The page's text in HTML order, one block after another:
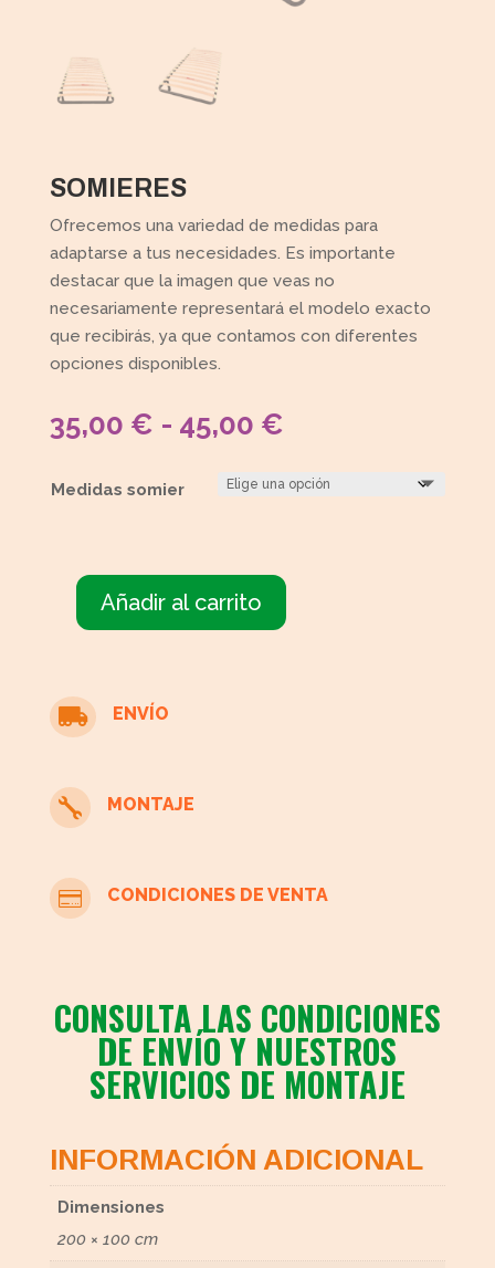
SOMIERES
Ofrecemos una variedad de medidas para
adaptarse a tus necesidades. Es importante
destacar que la imagen que veas no
necesariamente representará el modelo exacto
que recibirás, ya que contamos con diferentes
opciones disponibles.
35,00 € - 45,00 €RANGO
PRECIOS:
45,00 €
Medidas somier
Añadir al carrito
 ENVÍO
 MONTAJE
 CONDICIONES DE VENTA
CONSULTA LAS CONDICIONES
DE ENVÍO Y NUESTROS
SERVICIOS DE MONTAJE
INFORMACIÓN ADICIONAL
Dimensiones
200 × 100 cm